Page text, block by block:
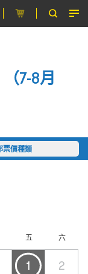
7-8月
票價種類
五 六
1 2